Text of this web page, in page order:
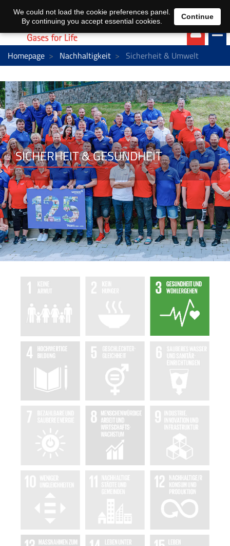
EN DE
Homepage Nachhaltigkeit Sicherheit & Umwelt
SICHERHEIT & GESUNDHEIT
We could not load the cookie preferences panel.
By continuing you accept essential cookies.
Continue